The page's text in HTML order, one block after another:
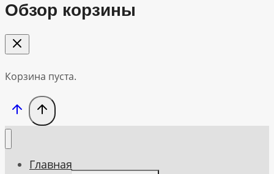
Обзор корзины
Корзина пуста.
Главная